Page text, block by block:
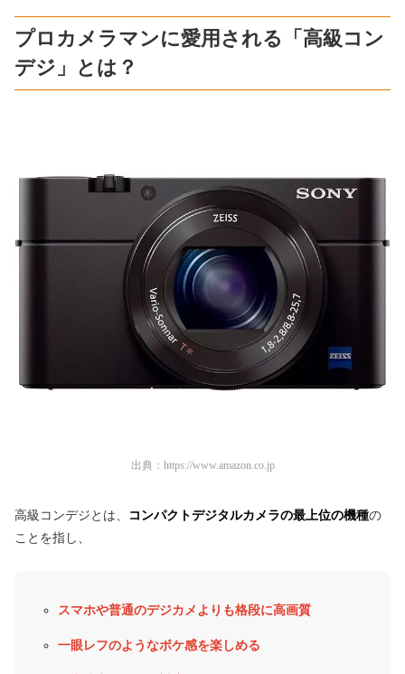
プロカメラマンに愛用される「高級コン
デジ」とは？
出典： https://www.amazon.co.jp
高級コンデジとは、 コンパクトデジタルカメラの最上位の機種の
ことを指し、
スマホや普通のデジカメよりも格段に高画質
一眼レフのようなボケ感を楽しめる